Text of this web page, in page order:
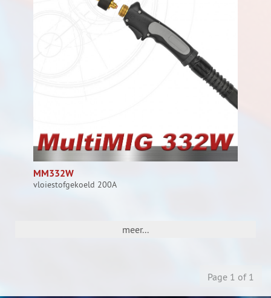
MM332W
vloiestofgekoeld 200A
meer...
Page 1 of 1